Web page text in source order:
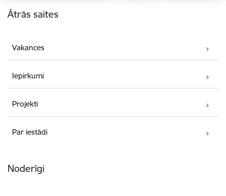
Ātrās saites
Vakances
Iepirkumi
Projekti
Par iestādi
Noderīgi